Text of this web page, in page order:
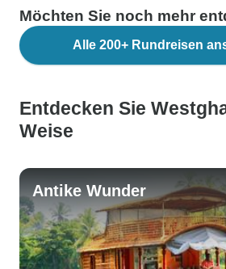
Möchten Sie noch mehr
Alle 200+ Rundreisen
Entdecken Sie
Weise
Antike Wunder